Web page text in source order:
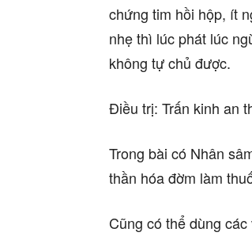
chứng tim hồi hộp, ít
nhẹ thì lúc phát lúc
không tự chủ được.
Điều trị: Trấn kinh an
Trong bài có Nhân
thần hóa đờm làm
Cũng có thể dùng